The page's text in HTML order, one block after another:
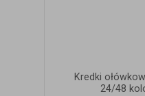
Kredki
24/48